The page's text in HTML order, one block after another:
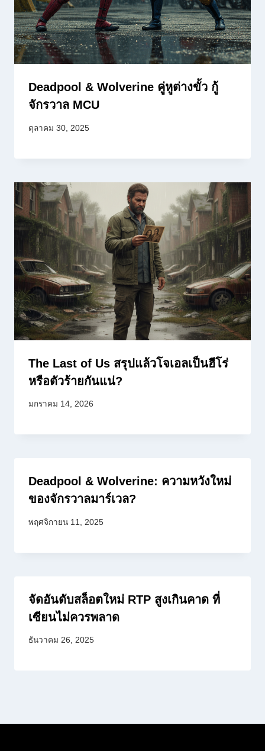
Deadpool & Wolverine คู่หูต่างขั้ว กู้
จักรวาล MCU
ตุลาคม 30, 2025
The Last of Us สรุปแล้วโจเอลเป็นฮีโร่
หรือตัวร้ายกันแน่?
มกราคม 14, 2026
Deadpool & Wolverine: ความหวังใหม่
ของจักรวาลมาร์เวล?
พฤศจิกายน 11, 2025
จัดอันดับสล็อตใหม่ RTP สูงเกินคาด ที่
เซียนไม่ควรพลาด
ธันวาคม 26, 2025